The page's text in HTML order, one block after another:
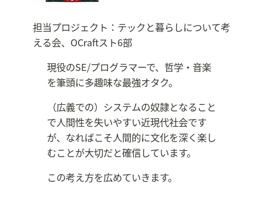
担当プロジェクト：テックと暮らしについて考
える会、OCraftスト6部​
現役のSE/プログラマーで、哲学・音楽
を筆頭に多趣味な最強オタク。​
（広義での）システムの奴隷となること
で人間性を失いやすい近現代社会です
が、なればこそ人間的に文化を深く楽し
むことが大切だと確信しています。​
この考え方を広めていきます。